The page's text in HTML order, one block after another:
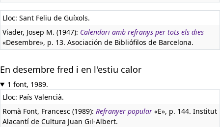
Lloc: Sant Feliu de Guíxols.
Viader, Josep M. (1947): Calendari amb refranys per tots els dies
«Desembre», p. 13. Asociación de Bibliófilos de Barcelona.
En desembre fred i en l'estiu calor
1 font, 1989.
Lloc: País Valencià.
Romà Font, Francesc (1989): Refranyer popular «E», p. 144. Institut
Alacantí de Cultura Juan Gil-Albert.